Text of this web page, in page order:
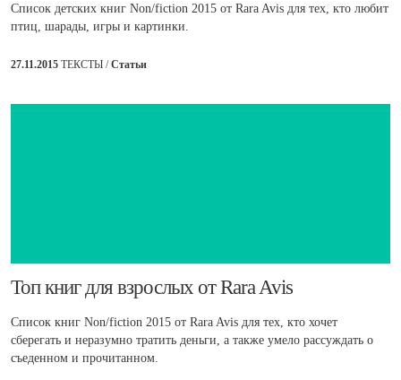
Список детских книг Non/fiction 2015 от Rara Avis для тех, кто любит
птиц, шарады, игры и картинки.
27.11.2015 ТЕКСТЫ /Статьи
​Топ книг для взрослых от Rara Avis
Список книг Non/fiction 2015 от Rara Avis для тех, кто хочет
сберегать и неразумно тратить деньги, а также умело рассуждать о
съеденном и прочитанном.